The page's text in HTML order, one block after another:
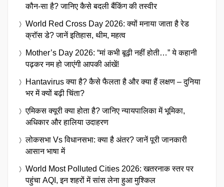
कौन-सा है? जानिए कैसे बदली बैंकिंग की तस्वीर
World Red Cross Day 2026: क्यों मनाया जाता है रेड
क्रॉस डे? जानें इतिहास, थीम, महत्व
Mother’s Day 2026: “मां कभी बूढ़ी नहीं होती…” ये कहानी
पढ़कर नम हो जाएंगी आपकी आंखें!
Hantavirus क्या है? कैसे फैलता है और क्या हैं लक्षण – दुनिया
भर में क्यों बढ़ी चिंता?
एमिकस क्यूरी क्या होता है? जानिए न्यायपालिका में भूमिका,
अधिकार और हालिया उदाहरण
लोकसभा Vs विधानसभा: क्या है अंतर? जानें पूरी जानकारी
आसान भाषा में
World Most Polluted Cities 2026: खतरनाक स्तर पर
पहुंचा AQI, इन शहरों में सांस लेना हुआ मुश्किल